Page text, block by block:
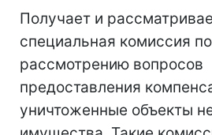
Получает и
специальная комиссия по
рассмотрению вопросов
предоставления
уничтоженные объекты